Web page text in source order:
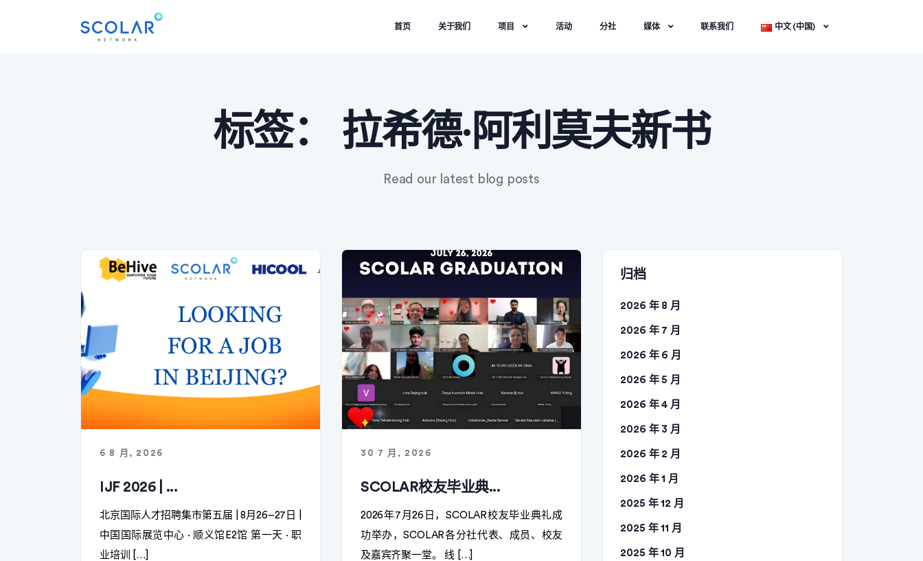
首页 关于我们 项目 活动 分社 媒体 联系我们 中文 (中国)
标签： 拉希德·阿利莫夫新书
Read our latest blog posts
6 8 月, 2026
IJF 2026 | ...
北京国际人才招聘集市第五届 | 8月26–27日 |
中国国际展览中心 · 顺义馆E2馆 第一天 · 职
业培训 […]
30 7 月, 2026
SCOLAR校友毕业典...
2026年7月26日，SCOLAR校友毕业典礼成
功举办，SCOLAR各分社代表、成员、校友
及嘉宾齐聚一堂。 线 […]
归档
2026 年 8 月
2026 年 7 月
2026 年 6 月
2026 年 5 月
2026 年 4 月
2026 年 3 月
2026 年 2 月
2026 年 1 月
2025 年 12 月
2025 年 11 月
2025 年 10 月